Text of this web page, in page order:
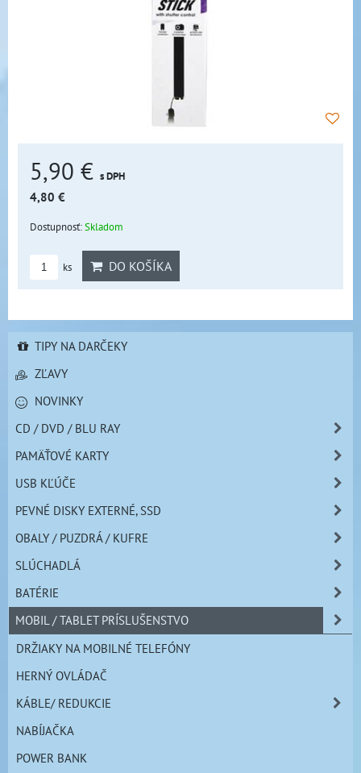
5,90 € s DPH
4,80 €
Dostupnosť:Skladom
ks DO KOŠÍKA
TIPY NA DARČEKY
ZĽAVY
NOVINKY
CD / DVD / BLU RAY
PAMÄŤOVÉ KARTY
USB KĽÚČE
PEVNÉ DISKY EXTERNÉ, SSD
OBALY / PUZDRÁ / KUFRE
SLÚCHADLÁ
BATÉRIE
MOBIL / TABLET PRÍSLUŠENSTVO
DRŽIAKY NA MOBILNÉ TELEFÓNY
HERNÝ OVLÁDAČ
KÁBLE/ REDUKCIE
NABÍJAČKA
POWER BANK